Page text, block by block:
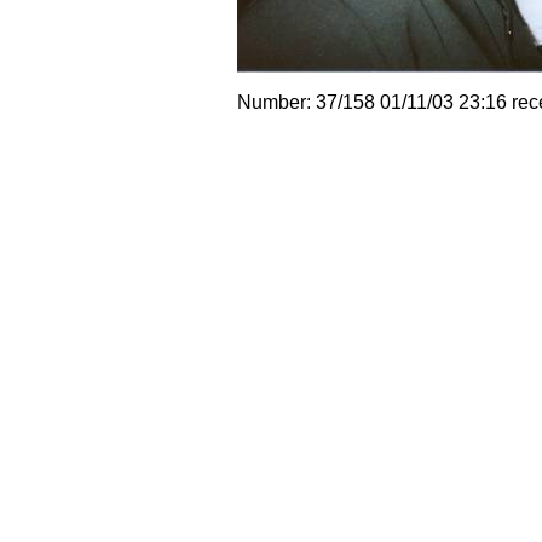
Number: 37/158 01/11/03 23:16